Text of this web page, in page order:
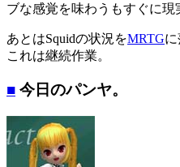
ブな感覚を味わうもすぐに現
あとはSquidの状況をMRTG
これは継続作業。
■ 今日のパンヤ。